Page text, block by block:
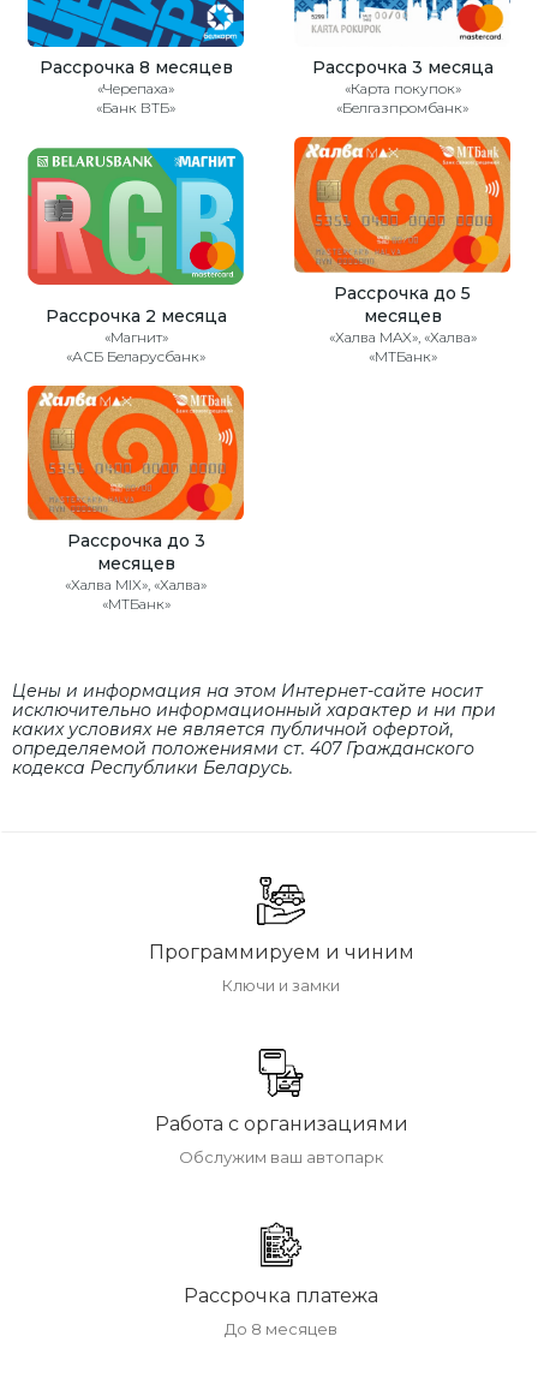
Рассрочка 8 месяцев
«Черепаха»
«Банк ВТБ»
Рассрочка 3 месяца
«Карта покупок»
«Белгазпромбанк»
Рассрочка 2 месяца
«Магнит»
«АСБ Беларусбанк»
Рассрочка до 5
месяцев
«Халва MAX», «Халва»
«МТБанк»
Рассрочка до 3
месяцев
«Халва MIX», «Халва»
«МТБанк»
Цены и информация на этом Интернет-сайте носит
исключительно информационный характер и ни при
каких условиях не является публичной офертой,
определяемой положениями cт. 407 Гражданского
кодекса Республики Беларусь.
Программируем и чиним
Ключи и замки
Работа с организациями
Обслужим ваш автопарк
Рассрочка платежа
До 8 месяцев